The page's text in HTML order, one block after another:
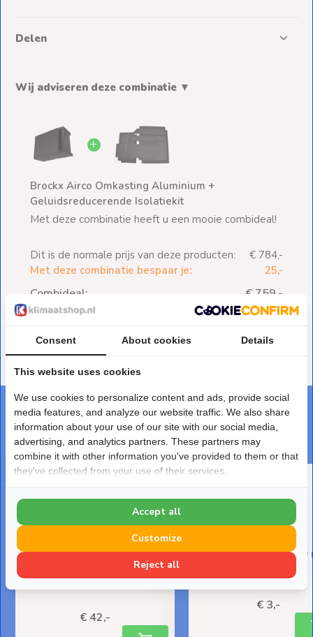
Wij adviseren deze combinatie ▼
Brockx Airco Omkasting Aluminium +
Geluidsreducerende Isolatiekit
Met deze combinatie heeft u een mooie combideal!
Dit is de normale prijs van deze producten:
€ 784,-
Met deze combinatie bespaar je:
25,-
Combideal: € 759,-
Delen
DEZE PRODUCTEN PASSEN ER PERFECT BIJ
Maak je bestelling af
Leidinggoot Verzinkt staal
Waco CD-100V 100x60 mm
2 meter
€ 42,-
PVC Isolatietape 50
Deliverytime
€ 3,-
Consent About cookies Details
This website uses cookies
We use cookies to personalize content and ads, provide social
media features, and analyze our website traffic. We also share
information about your use of our site with our social media,
advertising, and analytics partners. These partners may
combine it with other information you've provided to them or that
they've collected from your use of their services.
Reject all
Customize
Accept all